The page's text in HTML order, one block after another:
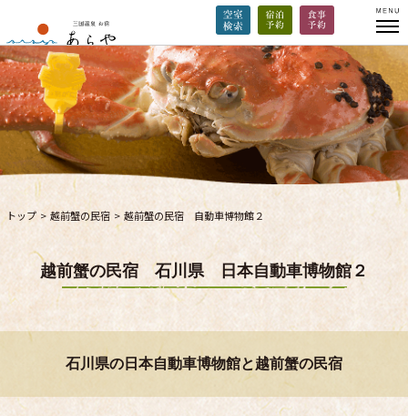
トップ >越前蟹の民宿 > 越前蟹の民宿 自動車博物館２
越前蟹の民宿 石川県 日本自動車博物館２
石川県の日本自動車博物館と越前蟹の民宿